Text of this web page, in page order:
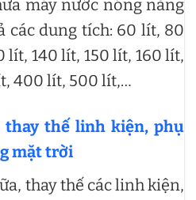
máy nước nóng năng
các dung tích: 60 lít, 80
lít, 140 lít, 150 lít, 160 lít,
400 lít, 500 lít,…
thay thế linh kiện, phụ
mặt trời
thay thế các linh kiện,